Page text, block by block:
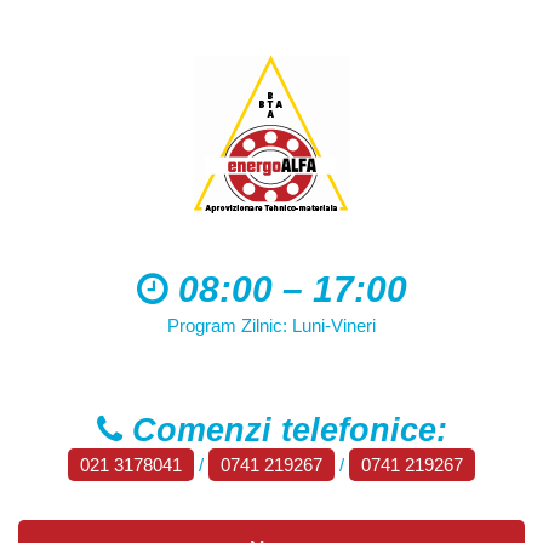
08:00 – 17:00
Program Zilnic: Luni-Vineri
Comenzi telefonice:
021 3178041 / 0741 219267 / 0741 219267